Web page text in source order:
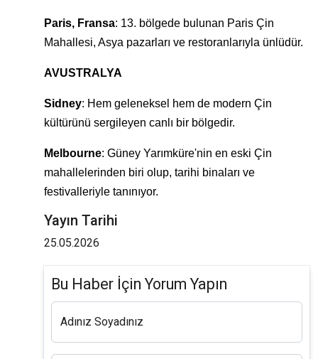
Paris, Fransa: 13. bölgede bulunan Paris Çin
Mahallesi, Asya pazarları ve restoranlarıyla ünlüdür.
AVUSTRALYA
Sidney: Hem geleneksel hem de modern Çin
kültürünü sergileyen canlı bir bölgedir.
Melbourne: Güney Yarımküre'nin en eski Çin
mahallelerinden biri olup, tarihi binaları ve
festivalleriyle tanınıyor.
Yayın Tarihi
25.05.2026
Bu Haber İçin Yorum Yapın
Adınız Soyadınız